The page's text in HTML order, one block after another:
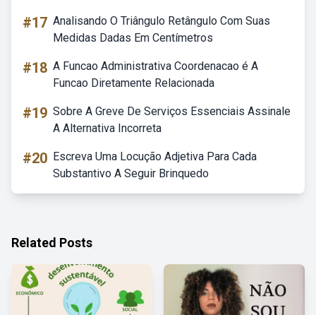
#17 Analisando O Triângulo Retângulo Com Suas
Medidas Dadas Em Centímetros
#18 A Funcao Administrativa Coordenacao é A
Funcao Diretamente Relacionada
#19 Sobre A Greve De Serviços Essenciais Assinale
A Alternativa Incorreta
#20 Escreva Uma Locução Adjetiva Para Cada
Substantivo A Seguir Brinquedo
Related Posts